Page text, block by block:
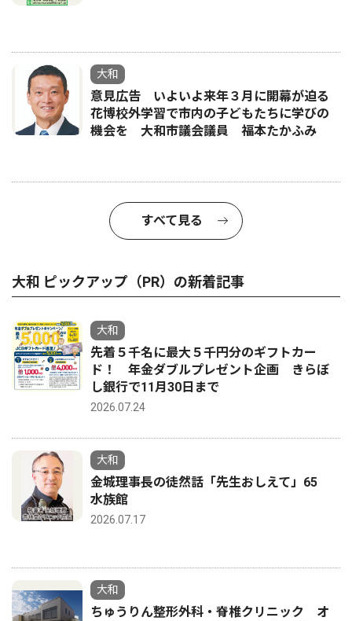
大和
意見広告 いよいよ来年３月に開幕が迫る
花博校外学習で市内の子どもたちに学びの
機会を 大和市議会議員 福本たかふみ
すべて見る
大和 ピックアップ（PR）の新着記事
大和
先着５千名に最大５千円分のギフトカー
ド！ 年金ダブルプレゼント企画 きらぼ
し銀行で11月30日まで
2026.07.24
大和
金城理事長の徒然話「先生おしえて」65
水族館
2026.07.17
大和
ちゅうりん整形外科・脊椎クリニック オ